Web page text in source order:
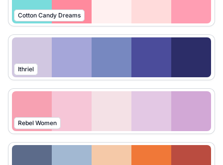
Cotton Candy Dreams
Ithriel
Rebel Women